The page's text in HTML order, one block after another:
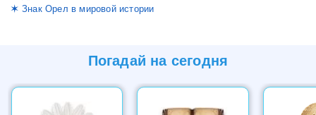
Знак Орел в мировой истории
Погадай на сегодня